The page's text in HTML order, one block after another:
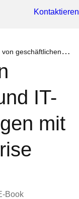
Kontaktieren
Herausforderungen mit Red Hat Enterprise Linux 10
IT-
mit
Book